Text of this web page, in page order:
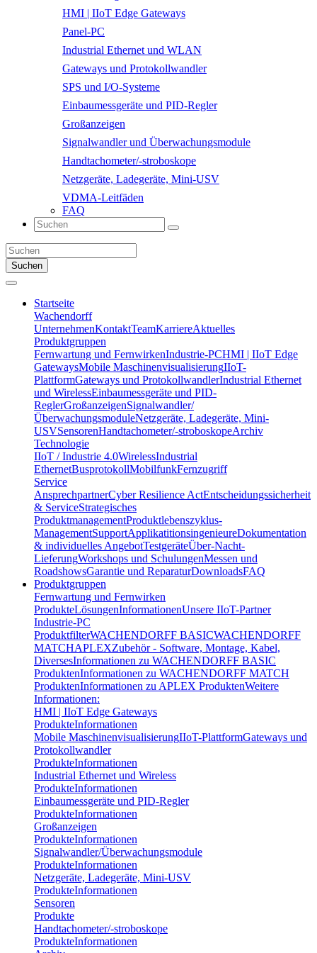
HMI | IIoT Edge Gateways
Panel-PC
Industrial Ethernet und WLAN
Gateways und Protokollwandler
SPS und I/O-Systeme
Einbaumessgeräte und PID-Regler
Großanzeigen
Signalwandler und Überwachungsmodule
Handtachometer/-stroboskope
Netzgeräte, Ladegeräte, Mini-USV
VDMA-Leitfäden
FAQ
Suchen
Startseite
Wachendorff
UnternehmenKontaktTeamKarriereAktuelles
Produktgruppen
Fernwartung und FernwirkenIndustrie-PCHMI | IIoT Edge
GatewaysMobile MaschinenvisualisierungIIoT-
PlattformGateways und ProtokollwandlerIndustrial Ethernet
und WirelessEinbaumessgeräte und PID-
ReglerGroßanzeigenSignalwandler/
ÜberwachungsmoduleNetzgeräte, Ladegeräte, Mini-
USVSensorenHandtachometer/-stroboskopeArchiv
Technologie
IIoT / Industrie 4.0WirelessIndustrial
EthernetBusprotokollMobilfunkFernzugriff
Service
AnsprechpartnerCyber Resilience ActEntscheidungssicherheit
& ServiceStrategisches
ProduktmanagementProduktlebenszyklus-
ManagementSupportApplikatitionsingenieureDokumentation
& individuelles AngebotTestgeräteÜber-Nacht-
LieferungWorkshops und SchulungenMessen und
RoadshowsGarantie und ReparaturDownloadsFAQ
Produktgruppen
Fernwartung und Fernwirken
ProdukteLösungenInformationenUnsere IIoT-Partner
Industrie-PC
ProduktfilterWACHENDORFF BASICWACHENDORFF
MATCHAPLEXZubehör - Software, Montage, Kabel,
DiversesInformationen zu WACHENDORFF BASIC
ProduktenInformationen zu WACHENDORFF MATCH
ProduktenInformationen zu APLEX ProduktenWeitere
Informationen:
HMI | IIoT Edge Gateways
ProdukteInformationen
Mobile MaschinenvisualisierungIIoT-PlattformGateways und
Protokollwandler
ProdukteInformationen
Industrial Ethernet und Wireless
ProdukteInformationen
Einbaumessgeräte und PID-Regler
ProdukteInformationen
Großanzeigen
ProdukteInformationen
Signalwandler/Überwachungsmodule
ProdukteInformationen
Netzgeräte, Ladegeräte, Mini-USV
ProdukteInformationen
Sensoren
Produkte
Handtachometer/-stroboskope
ProdukteInformationen